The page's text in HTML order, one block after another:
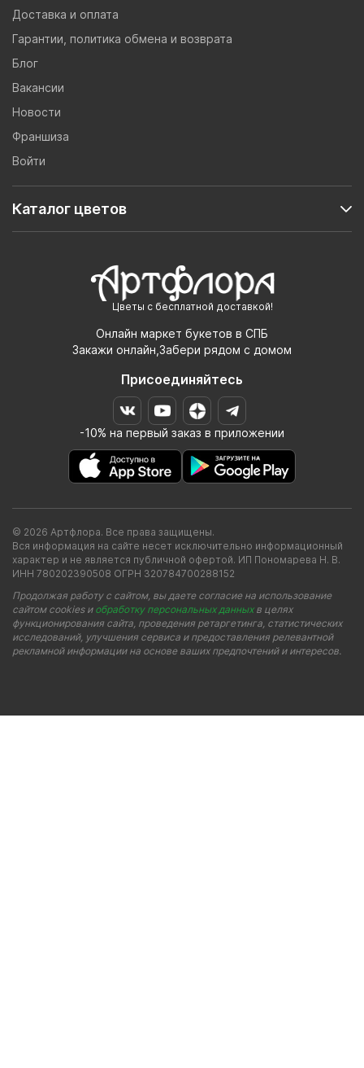
Цветы с бесплатной доставкой!
Онлайн маркет букетов в СПБ
Закажи онлайн,Забери рядом с домом
Присоединяйтесь
-10% на первый заказ в приложении
Доставка и оплата
Гарантии, политика обмена и возврата
Блог
Вакансии
Новости
Франшиза
Войти
Каталог цветов
© 2026 Артфлора. Все права защищены.
Вся информация на сайте несет исключительно информационный
характер и не является публичной офертой. ИП Пономарева Н. В.
ИНН 780202390508 ОГРН 320784700288152
Продолжая работу с сайтом, вы даете согласие на использование
сайтом cookies и обработку персональных данныхв целях
функционирования сайта, проведения ретаргетинга, статистических
исследований, улучшения сервиса и предоставления релевантной
рекламной информации на основе ваших предпочтений и интересов.